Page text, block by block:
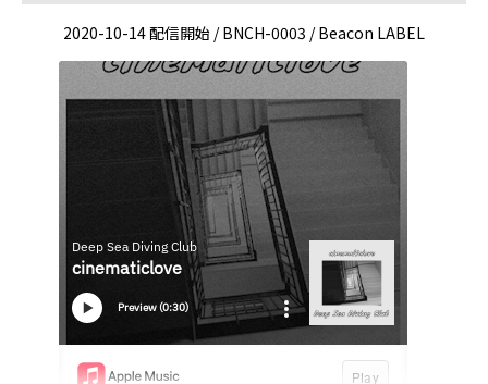
2020-10-14 配信開始 / BNCH-0003 / Beacon LABEL